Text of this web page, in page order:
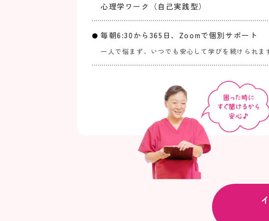
心理学ワーク（自己実践型）
毎朝6:30から365日、Zoomで個別サポート
一人で悩まず、いつでも安心して学びを続けられま